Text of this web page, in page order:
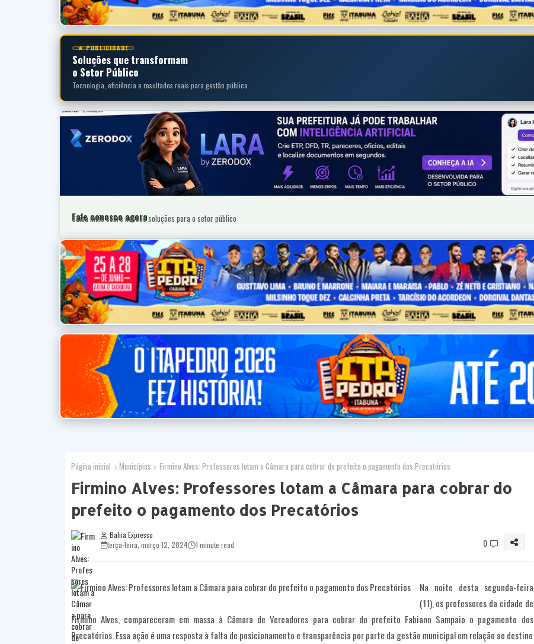
★ PUBLICIDADE
Soluções que transformam
o Setor Público
Tecnologia, eficiência e resultados reais para gestão pública
Fale conosco agora
Saiba mais sobre nossas soluções para o setor público
Página inicial Municípios Firmino Alves: Professores lotam a Câmara para cobrar do prefeito o pagamento dos Precatórios
Firmino Alves: Professores lotam a Câmara para cobrar do
prefeito o pagamento dos Precatórios
Bahia Expresso
terça-feira, março 12, 2024
1 minute read 0
Na noite desta segunda-feira
(11), os professores da cidade de
Firmino Alves, compareceram em massa à Câmara de Vereadores para cobrar do prefeito Fabiano Sampaio o pagamento dos
Precatórios. Essa ação é uma resposta à falta de posicionamento e transparência por parte da gestão municipal em relação ao destino